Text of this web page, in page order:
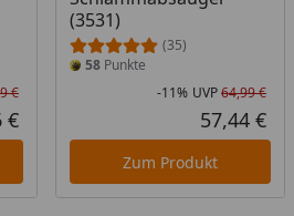
Rabatt in Prozent
Ursprünglicher Preis
€
Aktueller Preis
€
(3531)
(35)
58Punkte
-11% UVP64,99 €
57,44 €
Zum Produkt